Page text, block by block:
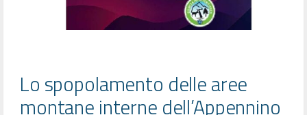
Lo spopolamento delle aree
montane interne dell’Appennino